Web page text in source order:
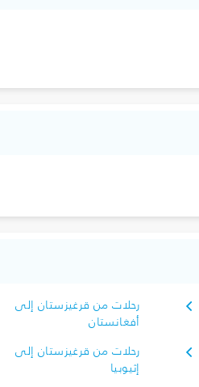
رحلات من قرغيزستان إلى
أفغانستان
رحلات من قرغيزستان إلى
إثيوبيا